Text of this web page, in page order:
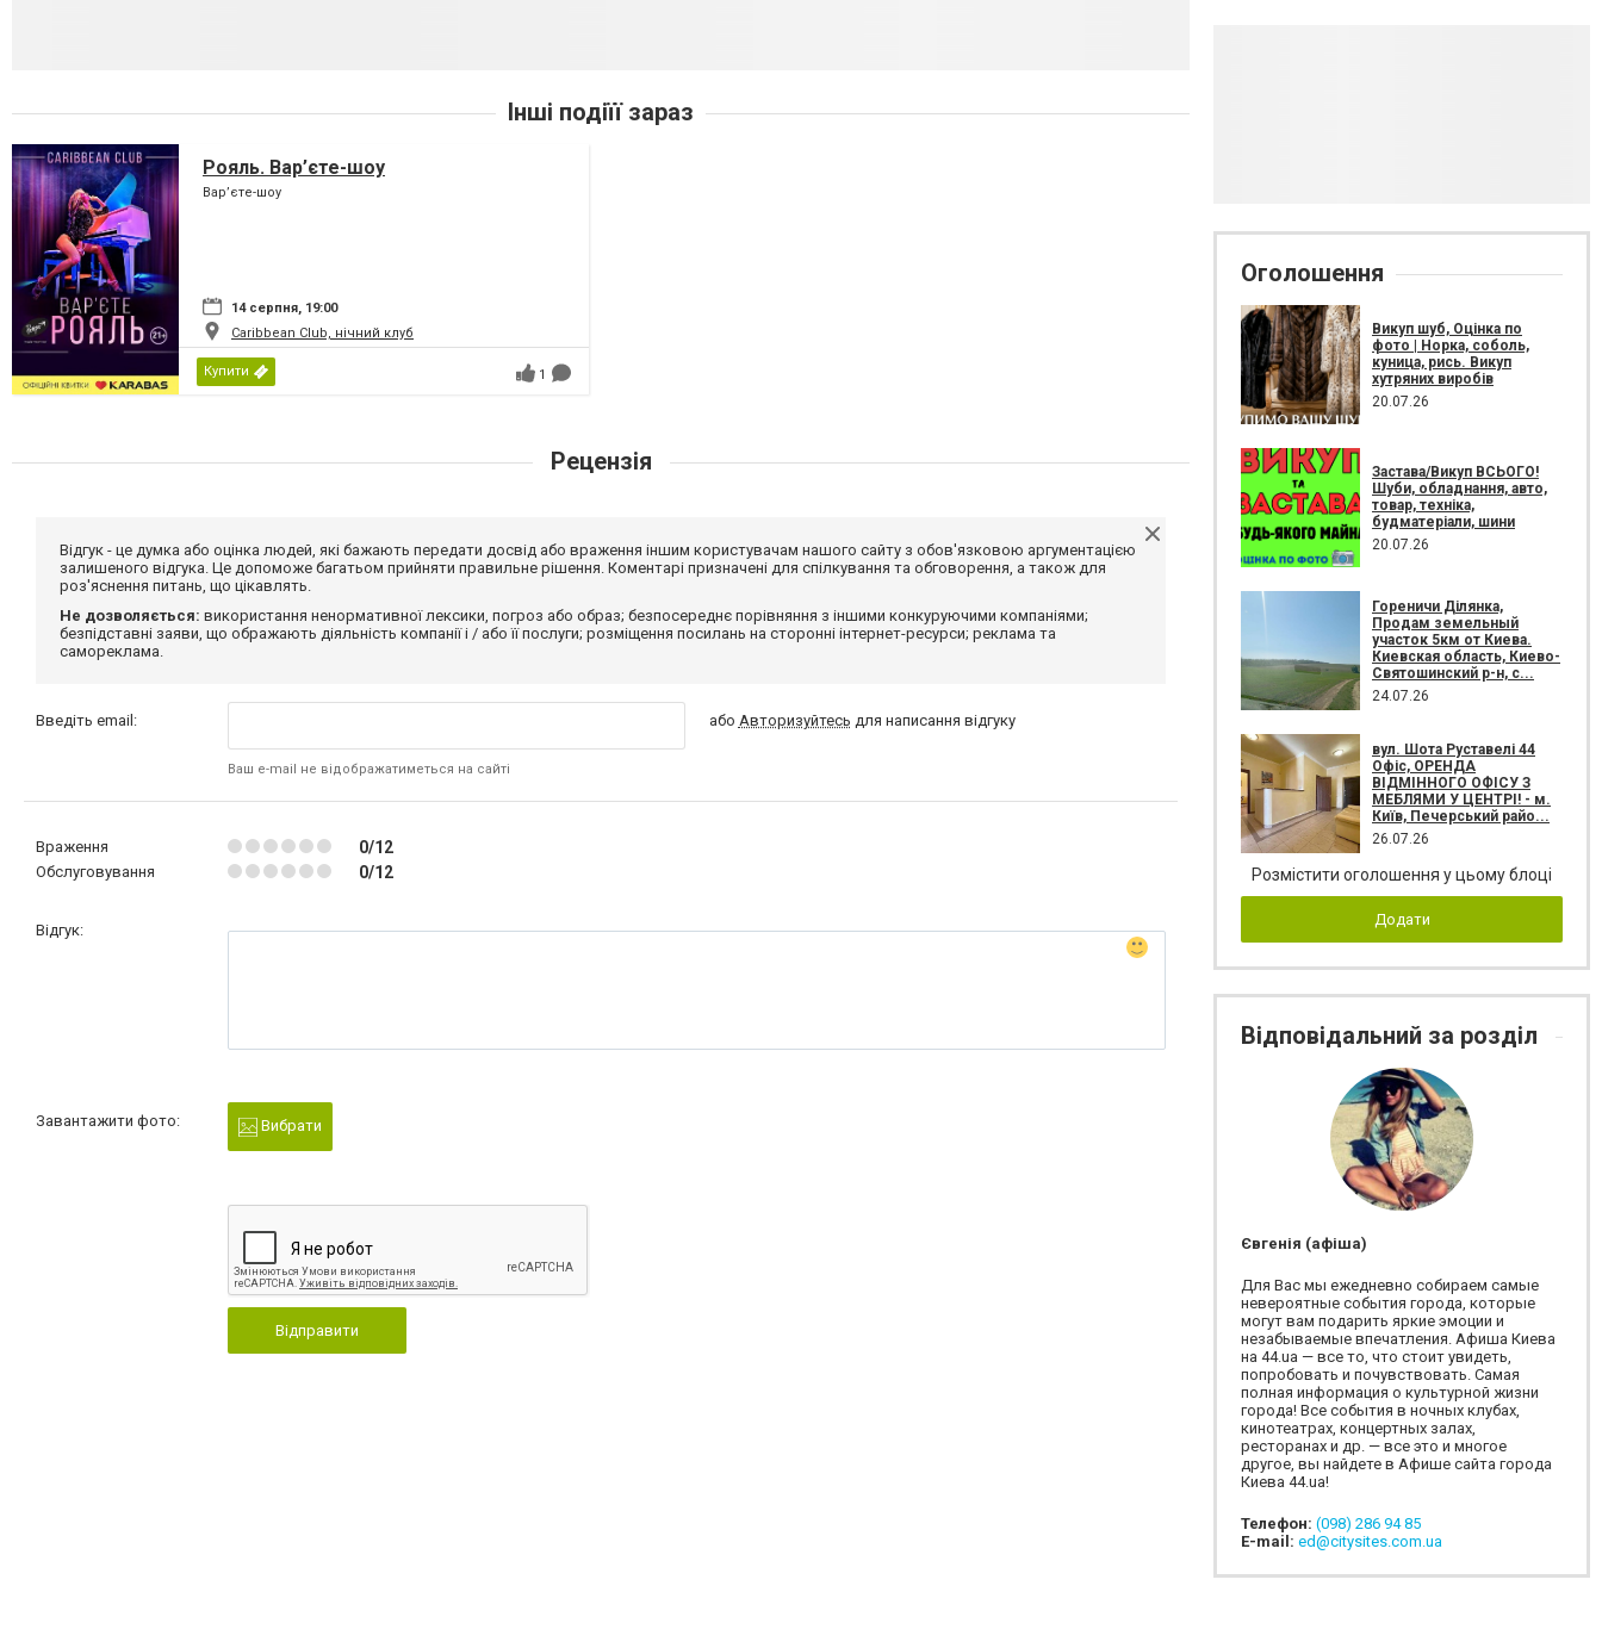
Інші подіїї зараз
Рояль. Вар’єте-шоу
Вар’єте-шоу
14 серпня, 19:00
Caribbean Club, нічний клуб
Купити 1
Рецензія
Відгук - це думка або оцінка людей, які бажають передати досвід або враження іншим користувачам нашого сайту з обов'язковою аргументацією
залишеного відгука. Це допоможе багатьом прийняти правильне рішення. Коментарі призначені для спілкування та обговорення, а також для
роз'яснення питань, що цікавлять.
Не дозволяється: використання ненормативної лексики, погроз або образ; безпосереднє порівняння з іншими конкуруючими компаніями;
безпідставні заяви, що ображають діяльність компанії і / або її послуги; розміщення посилань на сторонні інтернет-ресурси; реклама та
самореклама.
Введіть email:
Ваш e-mail не відображатиметься на сайті
або Авторизуйтесь для написання відгуку
Враження 0/12
Обслуговування 0/12
Відгук:
Завантажити фото: Вибрати
Відправити
Оголошення
Викуп шуб, Оцінка по
фото | Норка, соболь,
куница, рись. Викуп
хутряних виробів
20.07.26
Застава/Викуп ВСЬОГО!
Шуби, обладнання, авто,
товар, техніка,
будматеріали, шини
20.07.26
Гореничи Ділянка,
Продам земельный
участок 5км от Киева.
Киевская область, Киево-
Святошинский р-н, с...
24.07.26
вул. Шота Руставелі 44
Офіс, ОРЕНДА
ВІДМІННОГО ОФІСУ З
МЕБЛЯМИ У ЦЕНТРІ! - м.
Київ, Печерський райо...
26.07.26
Розмістити оголошення у цьому блоці
Додати
Відповідальний за розділ
Євгенія (афіша)
Для Вас мы ежедневно собираем самые
невероятные события города, которые
могут вам подарить яркие эмоции и
незабываемые впечатления. Афиша Киева
на 44.ua — все то, что стоит увидеть,
попробовать и почувствовать. Самая
полная информация о культурной жизни
города! Все события в ночных клубах,
кинотеатрах, концертных залах,
ресторанах и др. — все это и многое
другое, вы найдете в Афише сайта города
Киева 44.ua!
Телефон: (098) 286 94 85
E-mail: ed@citysites.com.ua